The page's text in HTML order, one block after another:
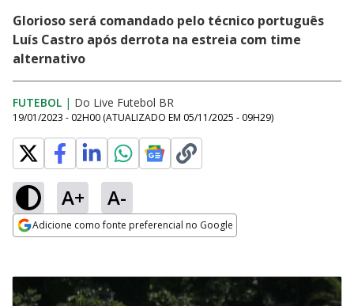
Glorioso será comandado pelo técnico português
Luís Castro após derrota na estreia com time
alternativo
FUTEBOL | Do Live Futebol BR
19/01/2023 - 02H00 (ATUALIZADO EM 05/11/2025 - 09H29)
A+ A-
Adicione como fonte preferencial no Google